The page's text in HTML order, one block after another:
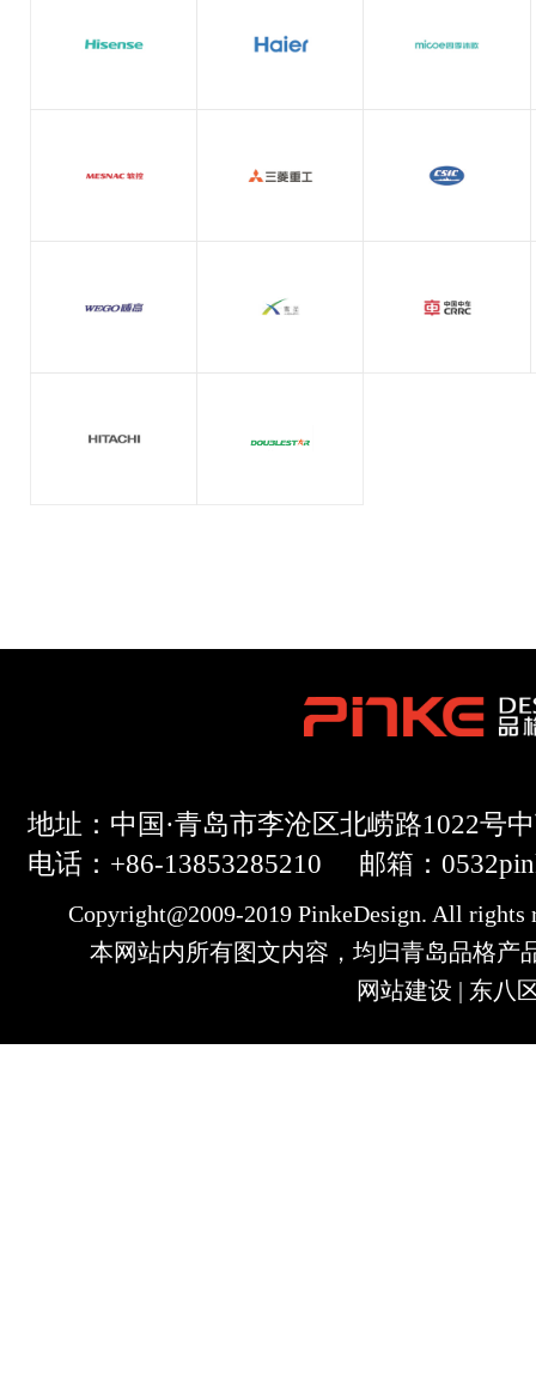
地址：中国·青岛市李沧区北崂路1022号
电话：+86-13853285210
邮箱：
Copyright@2009-2019 PinkeDesign. All rights
本网站内所有图文内容，均归青岛品格产
网站建设 | 东八